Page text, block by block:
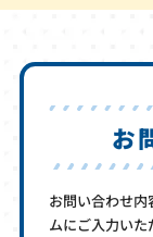
お
お問い合わせ
ムにご入力い